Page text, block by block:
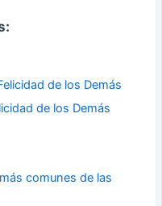
de los Demás
comunes de las